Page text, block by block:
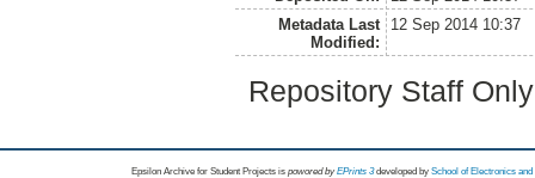
Metadata Last
Modified:
12 Sep 2014 10:37
Repository Staff
Epsilon Archive for Student Projects is powored byEPrints 3 developed by School of Electronics